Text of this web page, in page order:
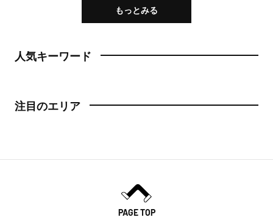
もっとみる
人気キーワード
注目のエリア
PAGE TOP